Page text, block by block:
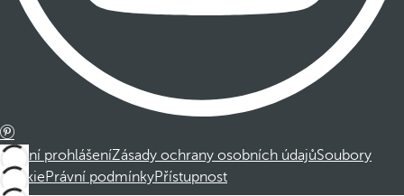
Právní prohlášeníZásady ochrany osobních údajůSoubory
cookiePrávní podmínkyPřístupnost